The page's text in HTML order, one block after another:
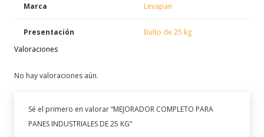
Marca Levapan
Presentación
Bulto de 25 kg
Valoraciones
No hay valoraciones aún.
Sé el primero en valorar “MEJORADOR COMPLETO PARA
PANES INDUSTRIALES DE 25 KG”